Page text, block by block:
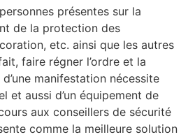
présentes sur la
de la protection des
etc. ainsi que les autres
faire régner l’ordre et la
manifestation nécessite
et aussi d’un équipement de
aux conseillers de sécurité
comme la meilleure solution